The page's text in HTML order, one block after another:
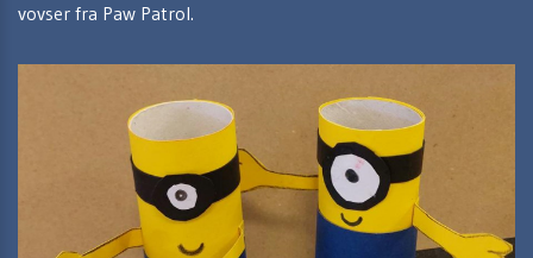
vovser fra Paw Patrol.